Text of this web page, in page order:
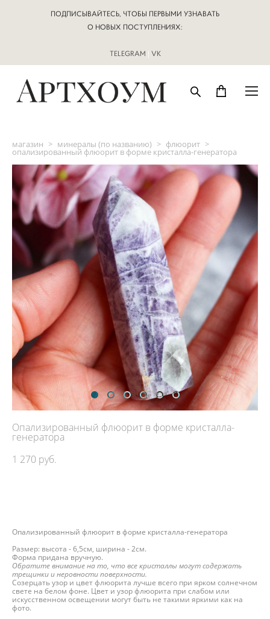
ПОДПИСЫВАЙТЕСЬ, ЧТОБЫ ПЕРВЫМИ УЗНАВАТЬ
О НОВЫХ ПОСТУПЛЕНИЯХ:
TELEGRAM | VK
магазин > минералы (по названию) > флюорит >
опализированный флюорит в форме кристалла-генератора
Опализированный флюорит в форме кристалла-
генератора
1 270 pуб.
Опализированный флюорит в форме кристалла-генератора
Размер: высота - 6,5см, ширина - 2см.
Форма придана вручную.
Обратите внимание на то, что все кристаллы могут содержать
трещинки и неровности поверхности.
Созерцать узор и цвет флюорита лучше всего при ярком солнечном
свете на белом фоне. Цвет и узор флюорита при слабом или
искусственном освещении могут быть не такими яркими как на
фото.